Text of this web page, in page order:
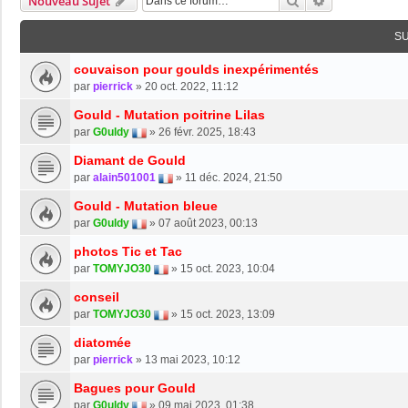
couvaison pour goulds inexpérimentés
par pierrick » 20 oct. 2022, 11:12
Gould - Mutation poitrine Lilas
par G0uldy » 26 févr. 2025, 18:43
Diamant de Gould
par alain501001 » 11 déc. 2024, 21:50
Gould - Mutation bleue
par G0uldy » 07 août 2023, 00:13
photos Tic et Tac
par TOMYJO30 » 15 oct. 2023, 10:04
conseil
par TOMYJO30 » 15 oct. 2023, 13:09
diatomée
par pierrick » 13 mai 2023, 10:12
Bagues pour Gould
par G0uldy » 09 mai 2023, 01:38